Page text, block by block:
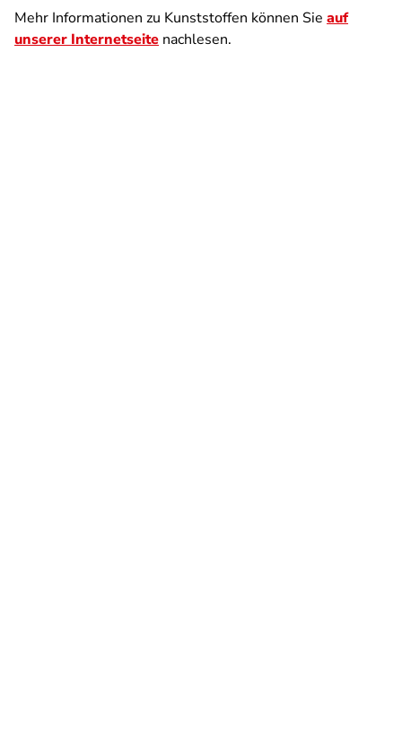
Mehr Informationen zu Kunststoffen können Sie auf
unserer Internetseite nachlesen.